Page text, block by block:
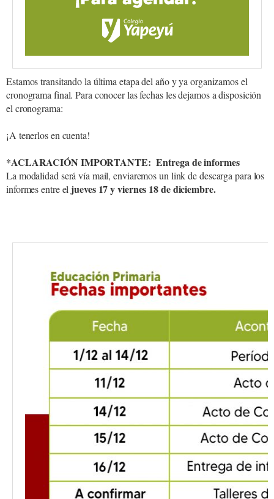
Estamos transitando la última etapa del año y ya organizamos el
cronograma final. Para conocer las fechas les dejamos a disposición
el cronograma:
¡A tenerlos en cuenta!
*ACLARACIÓN IMPORTANTE: Entrega de informes
La modalidad será vía mail, enviaremos un link de descarga para los
informes entre el jueves 17 y viernes 18 de diciembre.